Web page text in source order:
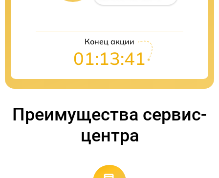
Конец акции
01:13:40
Преимущества сервис-
центра